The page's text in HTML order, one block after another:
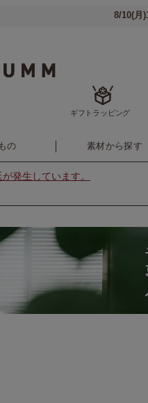
ギフトラッピング
の 素材から探す
発生しています。